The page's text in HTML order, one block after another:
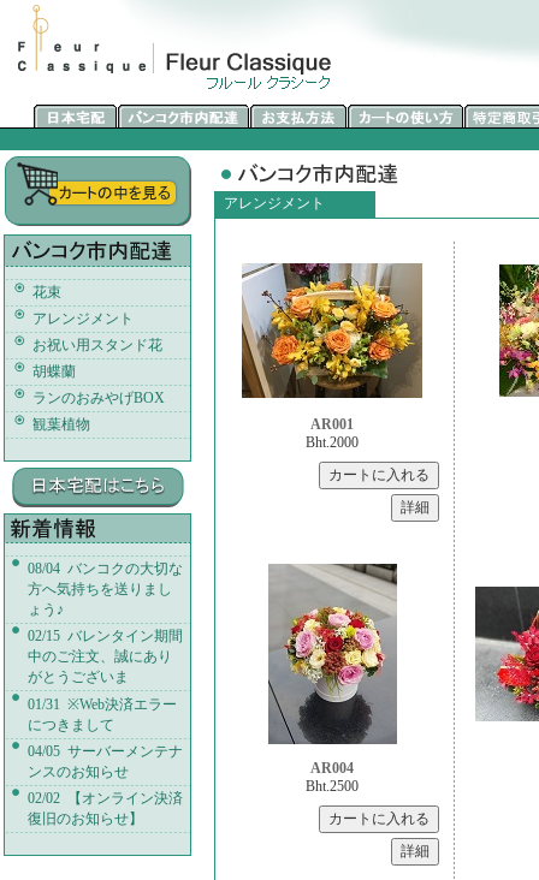
花束
アレンジメント
お祝い用スタンド花
胡蝶蘭
ランのおみやげBOX
観葉植物
08/04 バンコクの大切な
方へ気持ちを送りまし
ょう♪
02/15 バレンタイン期間
中のご注文、誠にあり
がとうございま
01/31 ※Web決済エラー
につきまして
04/05 サーバーメンテナ
ンスのお知らせ
02/02 【オンライン決済
復旧のお知らせ】
アレンジメント
AR001
Bht.2000
AR004
Bht.2500